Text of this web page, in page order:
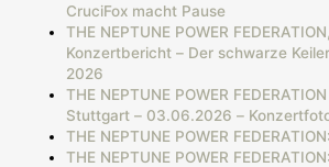
CruciFox macht Pause
THE NEPTUNE POWER
Konzertbericht – Der schwarze
2026
THE NEPTUNE POWER
Stuttgart – 03.06.2026 –
THE NEPTUNE POWER
THE NEPTUNE POWER